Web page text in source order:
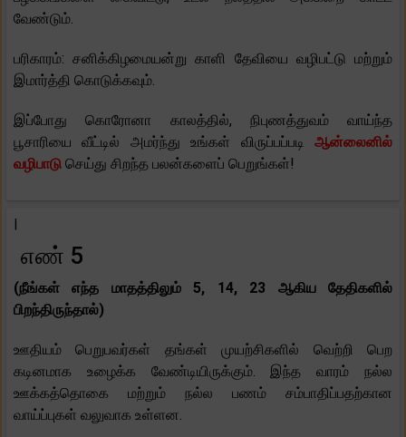
வேண்டும்.
பரிகாரம்: சனிக்கிழமையன்று காளி தேவியை வழிபட்டு மற்றும்
இமார்த்தி கொடுக்கவும்.
இப்போது கொரோனா காலத்தில், நிபுணத்துவம் வாய்ந்த
பூசாரியை வீட்டில் அமர்ந்து உங்கள் விருப்பப்படி ஆன்லைனில்
வழிபாடு செய்து சிறந்த பலன்களைப் பெறுங்கள்!
|
எண் 5
(நீங்கள் எந்த மாதத்திலும் 5, 14, 23 ஆகிய தேதிகளில்
பிறந்திருந்தால்)
ஊதியம் பெறுபவர்கள் தங்கள் முயற்சிகளில் வெற்றி பெற
கடினமாக உழைக்க வேண்டியிருக்கும். இந்த வாரம் நல்ல
ஊக்கத்தொகை மற்றும் நல்ல பணம் சம்பாதிப்பதற்கான
வாய்ப்புகள் வலுவாக உள்ளன.